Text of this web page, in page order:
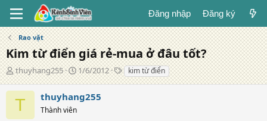
Đăng nhập Đăng ký
Rao vặt
Kim từ điển giá rẻ-mua ở đâu tốt?
T
á
c
g
thuyhang255
N
g
y
1/6/2012
T
ừ
kim từ điển
T thuyhang255
Thành viên